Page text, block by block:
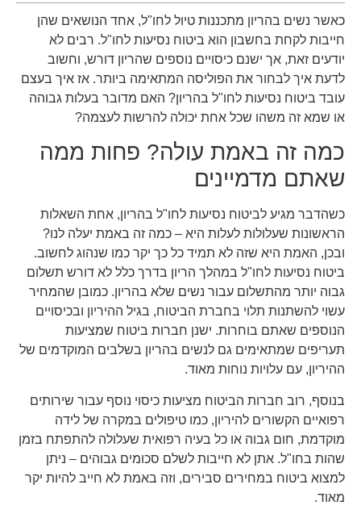
כאשר נשים בהריון מתכננות טיול לחו"ל, אחד הנושאים שהן
חייבות לקחת בחשבון הוא ביטוח נסיעות לחו"ל. רבים לא
יודעים זאת, אך ישנם כיסויים נוספים שהריון דורש, וחשוב
לדעת איך לבחור את הפוליסה המתאימה ביותר. אז איך בעצם
עובד ביטוח נסיעות לחו"ל בהריון? האם מדובר בעלות גבוהה
או שמא זה משהו שכל אחת יכולה להרשות לעצמה?
כמה זה באמת עולה? פחות ממה
שאתם מדמיינים
כשהדבר מגיע לביטוח נסיעות לחו"ל בהריון, אחת השאלות
הראשונות שעלולות לעלות היא – כמה זה באמת יעלה לנו?
ובכן, האמת היא שזה לא תמיד כל כך יקר כמו שנהוג לחשוב.
ביטוח נסיעות לחו"ל במהלך הריון בדרך כלל לא דורש תשלום
גבוה יותר מהתשלום עבור נשים שלא בהריון. כמובן שהמחיר
עשוי להשתנות תלוי בחברת הביטוח, בגיל ההיריון ובכיסויים
הנוספים שאתם בוחרות. ישנן חברות ביטוח שמציעות
תעריפים שמתאימים גם לנשים בהריון בשלבים המוקדמים של
ההיריון, עם עלויות נוחות מאוד.
בנוסף, רוב חברות הביטוח מציעות כיסוי נוסף עבור שירותים
רפואיים הקשורים להיריון, כמו טיפולים במקרה של לידה
מוקדמת, חום גבוה או כל בעיה רפואית שעלולה להתפתח בזמן
שהות בחו"ל. אתן לא חייבות לשלם סכומים גבוהים – ניתן
למצוא ביטוח במחירים סבירים, וזה באמת לא חייב להיות יקר
מאוד.